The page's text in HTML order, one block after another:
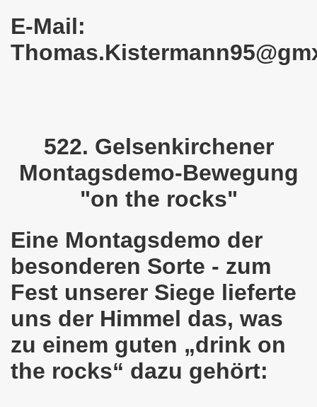
E-Mail:
522. Gelsenkirchener
Montagsdemo-Bewegung
"on the rocks"
Eine Montagsdemo der
besonderen Sorte - zum
Fest unserer Siege lieferte
uns der Himmel das, was
zu einem guten „drink on
the rocks“ dazu gehört:
Montagsdemo-Bewegung am 14.04.2025 auf dem
Bewegung am 10.03.2025 am Platz der
Bewegung am 11.11.2024: Solidarität mit dem
solidarisiert sich am 14.10.2024 mit dem Volk
Volk und mit dem libanesischen Volk!
Eisenach: Zeichen gegen Sozialkahlschlag und
Montagsdemonstration am 12.08.2024 - eine
Gelsenkirchen am 12.08.2024 ab 17.30 Uhr - am Platz
am 08.07.2024 Protest gegen Armut,
der Bundesweiten Montagsdemo-
Gelsenkirchener Montagsdemo-Bewegung am